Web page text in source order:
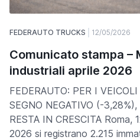
FEDERAUTO TRUCKS 12/05/2026
Comunicato stampa –
industriali aprile 2026
FEDERAUTO: PER I
SEGNO NEGATIVO (-
RESTA IN CRESCITA Roma,
2026 si registrano 2.215